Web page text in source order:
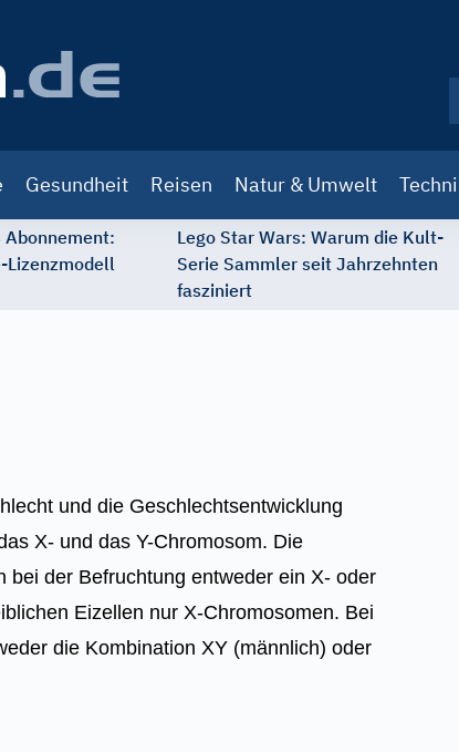
Gesundheit Reisen Natur & Umwelt
Abonnement:
Lizenzmodell
Lego Star Wars: Warum die Kult-
Serie Sammler seit Jahrzehnten
fasziniert
und die Geschlechtsentwicklung
X- und das Y-Chromosom. Die
bei der Befruchtung entweder ein X- oder
Eizellen nur X-Chromosomen. Bei
die Kombination XY (männlich) oder